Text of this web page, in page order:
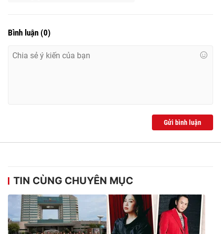
Bình luận (0)
Gửi bình luận
TIN CÙNG CHUYÊN MỤC